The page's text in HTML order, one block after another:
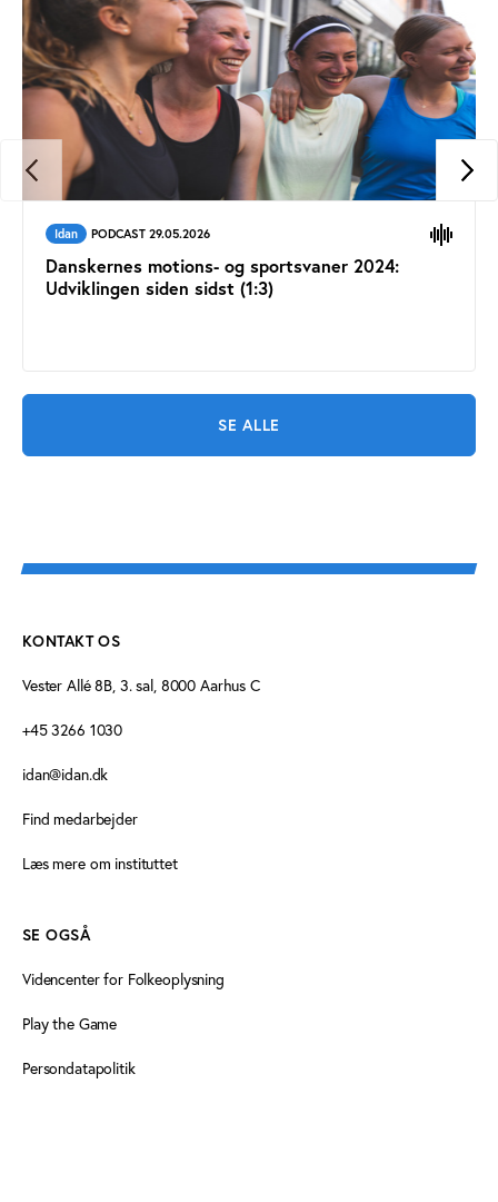
Idan PODCAST 29.05.2026
Danskernes motions- og sportsvaner 2024:
Udviklingen siden sidst (1:3)
SE ALLE
KONTAKT OS
Vester Allé 8B, 3. sal, 8000 Aarhus C
+45 3266 1030
idan@idan.dk
Find medarbejder
Læs mere om instituttet
SE OGSÅ
Videncenter for Folkeoplysning
Play the Game
Persondatapolitik